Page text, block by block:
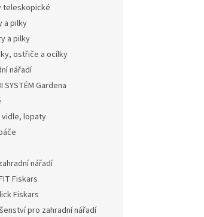
teleskopické
a pilky
a pilky
ostřiče a ocílky
nářadí
SYSTÉM Gardena
vidle, lopaty
nářadí
Fiskars
Fiskars
pro zahradní nářadí